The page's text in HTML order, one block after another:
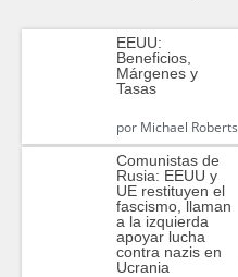
EEUU:
Beneficios,
Márgenes y
Tasas
porMichael Roberts
Comunistas de
Rusia: EEUU y
UE restituyen el
fascismo, llaman
a la izquierda
apoyar lucha
contra nazis en
Ucrania